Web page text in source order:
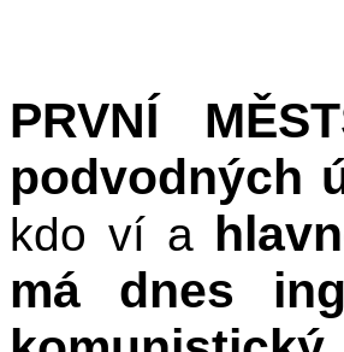
PRVNÍ
podvodných
kdo ví a
má dnes